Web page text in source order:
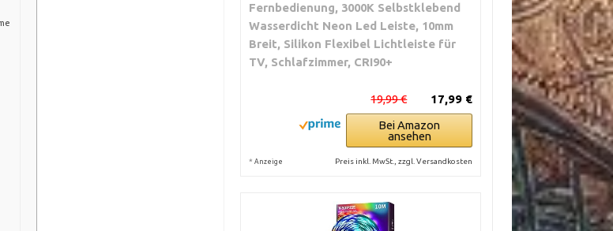
Fernbedienung, 3000K Selbstklebend
Wasserdicht Neon Led Leiste, 10mm
Breit, Silikon Flexibel Lichtleiste für
TV, Schlafzimmer, CRI90+
17,99 €
19,99 €
Bei Amazon
ansehen
* Anzeige Preis inkl. MwSt., zzgl. Versandkosten